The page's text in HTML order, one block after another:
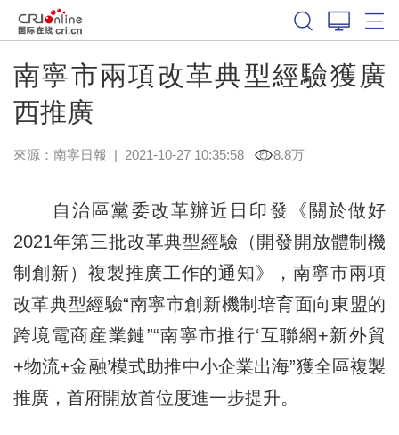
南寧市兩項改革典型經驗獲廣
西推廣
來源： 南寧日報 | 2021-10-27 10:35:58 8.8万
自治區黨委改革辦近日印發《關於做好
2021年第三批改革典型經驗（開發開放體制機
制創新）複製推廣工作的通知》，南寧市兩項
改革典型經驗“南寧市創新機制培育面向東盟的
跨境電商産業鏈”“南寧市推行‘互聯網+新外貿
+物流+金融’模式助推中小企業出海”獲全區複製
推廣，首府開放首位度進一步提升。